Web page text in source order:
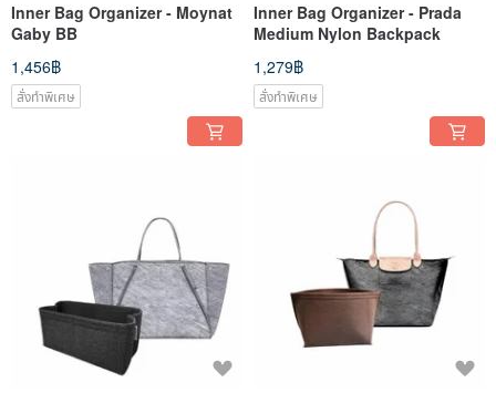
Inner Bag Organizer - Moynat
Gaby BB
1,456฿
สั่งทำพิเศษ
Inner Bag Organizer - Prada
Medium Nylon Backpack
1,279฿
สั่งทำพิเศษ